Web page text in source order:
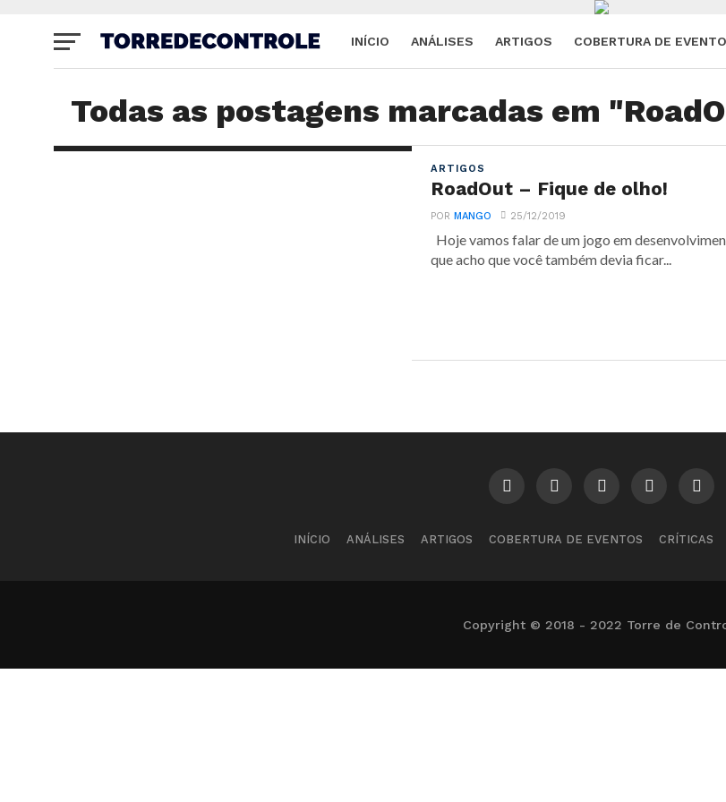
INÍCIO ANÁLISES ARTIGOS COBERTURA DE
Todas as postagens marcadas em
ARTIGOS
RoadOut – Fique de olho!
PORMANGO 25/12/2019
Hoje vamos falar de um jogo em
que acho que você também devia ficar...
INÍCIO ANÁLISES ARTIGOS COBERTURA DE EVENTOS CRÍTICAS
Copyright © 2018 - 2022 Torre de